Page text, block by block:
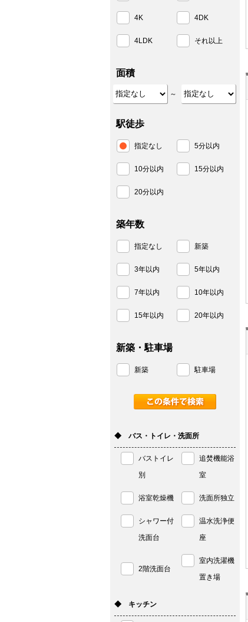
4K 4DK
4LDK それ以上
面積
～
駅徒歩
指定なし 5分以内
10分以内 15分以内
20分以内
築年数
指定なし 新築
3年以内 5年以内
7年以内 10年以内
15年以内 20年以内
新築・駐車場
新築 駐車場
◆ バス・トイレ・洗面所
バストイレ
別
追焚機能浴
室
浴室乾燥機 洗面所独立
シャワー付
洗面台
温水洗浄便
座
2階洗面台
室内洗濯機
置き場
◆ キッチン